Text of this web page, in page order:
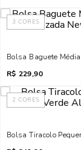
3 CORES
Bolsa Baguete
R$ 229,90
2 CORES
Bolsa Tiracolo